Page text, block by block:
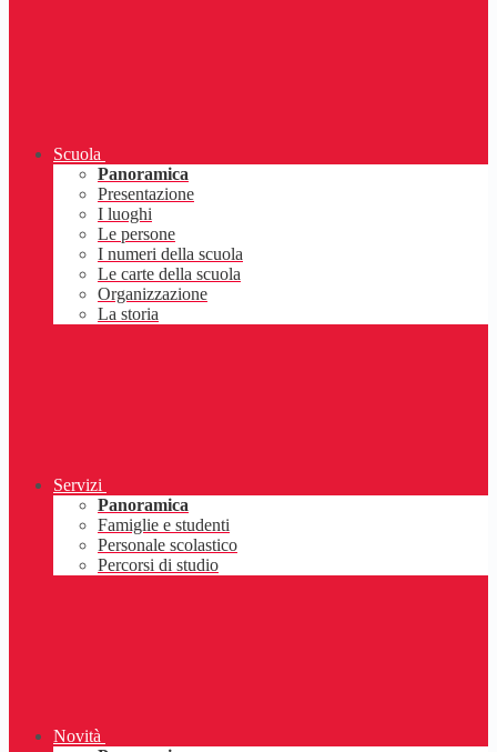
Scuola
Panoramica
Presentazione
I luoghi
Le persone
I numeri della scuola
Le carte della scuola
Organizzazione
La storia
Servizi
Panoramica
Famiglie e studenti
Personale scolastico
Percorsi di studio
Novità